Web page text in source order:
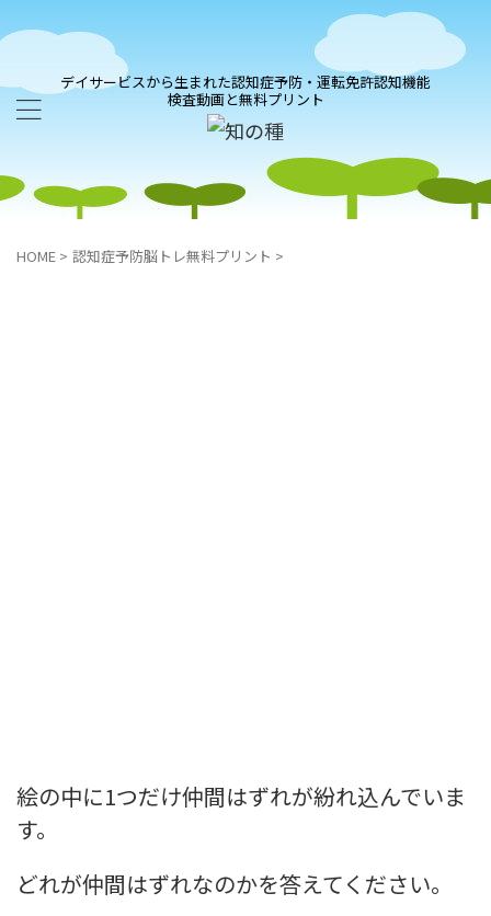
デイサービスから生まれた認知症予防・運転免許認知機能
検査動画と無料プリント
HOME > 認知症予防脳トレ無料プリント >
絵の中に1つだけ仲間はずれが紛れ込んでいま
す。
どれが仲間はずれなのかを答えてください。